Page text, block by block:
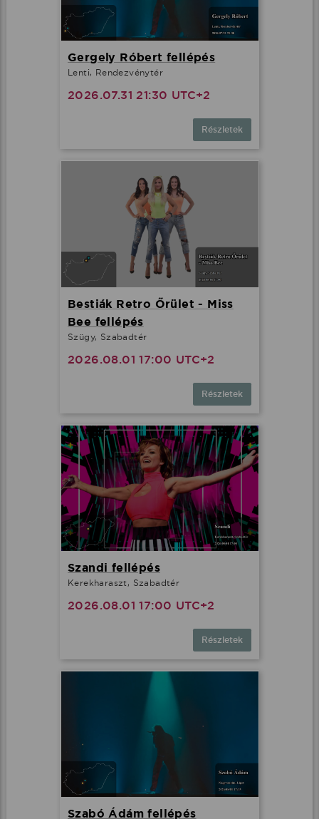
Gergely Róbert fellépés
Lenti, Rendezvénytér
2026.07.31 21:30 UTC+2
Részletek
Bestiák Retro Őrület - Miss
Bee fellépés
Szügy, Szabadtér
2026.08.01 17:00 UTC+2
Részletek
Szandi fellépés
Kerekharaszt, Szabadtér
2026.08.01 17:00 UTC+2
Részletek
Szabó Ádám fellépés